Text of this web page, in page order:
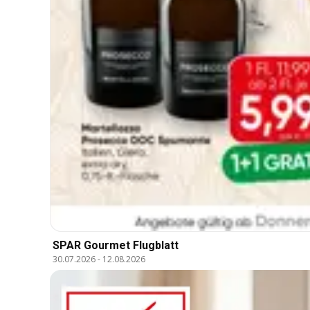
SPAR Gourmet Flugblatt
30.07.2026- 12.08.2026